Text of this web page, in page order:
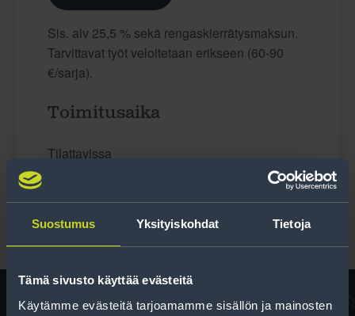
Suostumus Yksityiskohdat Tietoja
Tämä sivusto käyttää evästeitä
Käytämme evästeitä tarjoamamme sisällön ja mainosten
Sis. alv 25,5 % sekä rengaskierrätysmaksun.
Tarvittavat työt veloitetaan erikseen (60-90
€/sarja).
Toimitusaika
Tilattavissa